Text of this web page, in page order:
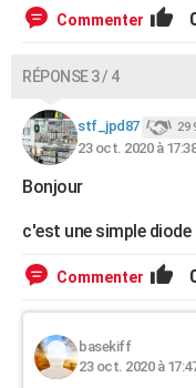
Commenter
RÉPONSE 3 / 4
stf_jpd87 29
23 oct. 2020 à 17:38
Bonjour
c'est une simple diode
Commenter
basekiff
23 oct. 2020 à